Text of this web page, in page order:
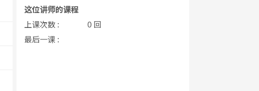
这位讲师的课程
上课次数 :
0 回
最后一课 :